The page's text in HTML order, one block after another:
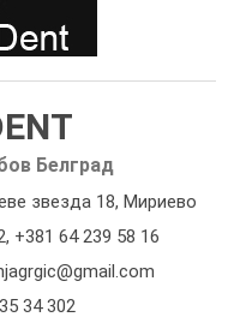
Белград
звезда 18, Мириево
, +381 64 239 58 16
34 302